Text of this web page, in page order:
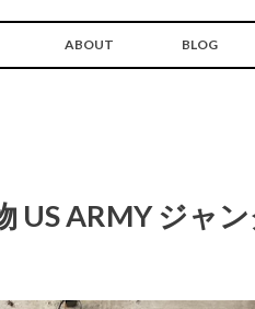
ABOUT BLOG
US ARMY ジャ